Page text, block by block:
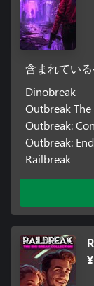
含まれてい
Dinobreak
Outbreak
Outbreak:
Outbreak:
Railbreak